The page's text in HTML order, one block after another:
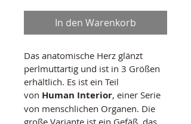
In den Warenkorb
Das anatomische Herz glänzt
perlmuttartig und ist in 3 Größen
erhältlich. Es ist ein Teil
von Human Interior, einer Serie
von menschlichen Organen. Die